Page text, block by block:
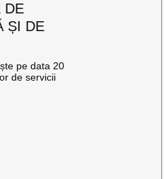
DE
ȘI DE
pe data 20
de servicii